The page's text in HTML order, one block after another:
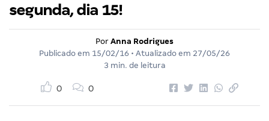
segunda, dia 15!
Por Anna Rodrigues
Publicado em 15/02/16 • Atualizado em 27/05/26
3 min. de leitura
0 0